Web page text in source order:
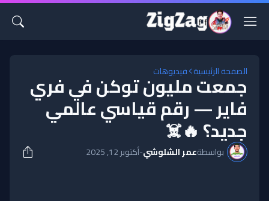
الصفحة الرئيسية فيديوهات
جمعت مليون توكن في فري
فاير — رقم قياسي عالمي
جديد؟ 🔥☠️
بواسطةعمر الشلوشي-أكتوبر 12, 2025